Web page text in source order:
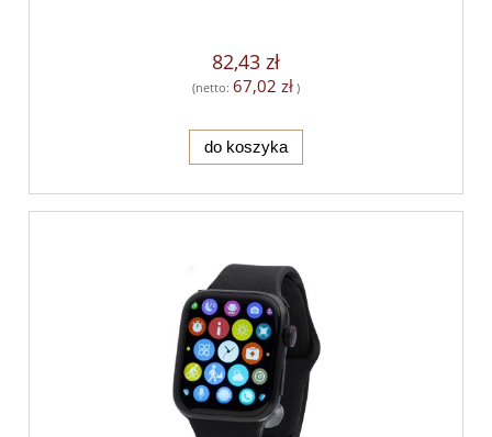
82,43 zł
(netto: 67,02 zł )
do koszyka